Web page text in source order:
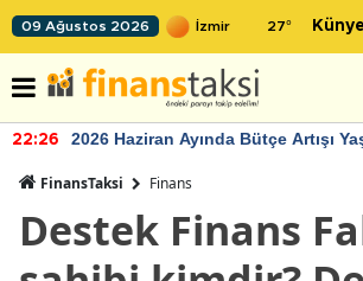
09 Ağustos 2026 27° Künye
22:26 2026 Haziran Ayında Bütçe Artışı
FinansTaksi Finans
Destek Finans